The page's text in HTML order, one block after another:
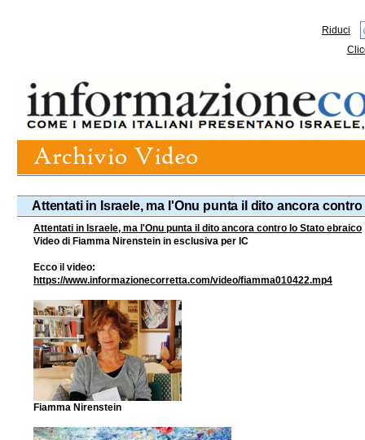
Riduci
Attentati in Israele, ma l'Onu punta il dito ancora
Attentati in Israele, ma l'Onu punta il dito ancora contro lo Stato ebraico
Video di Fiamma Nirenstein in esclusiva per IC
Ecco il video:
https://www.informazionecorretta.com/video/fiamma010422.mp4
Fiamma Nirenstein